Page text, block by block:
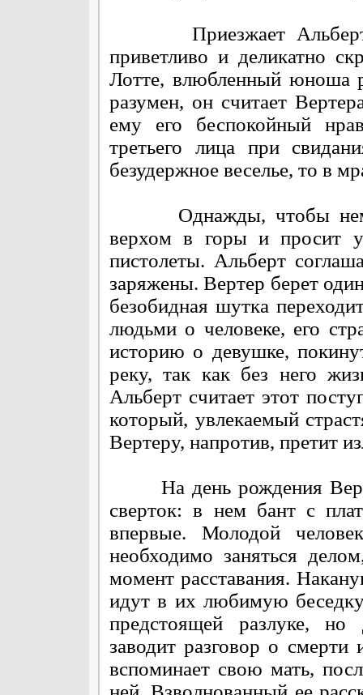
Приезжает Альберт,
приветливо и деликатно
Лотте, влюбленный юноша
разумен, он считает
ему его беспокойный
третьего лица при
безудержное веселье, то в
Однажды, чтобы
верхом в горы и просит
пистолеты. Альберт
заряжены. Вертер берет
безобидная шутка
людьми о человеке, его
историю о девушке,
реку, так как без него
Альберт считает этот
который, увлекаемый
Вертеру, напротив, претит
На день рождения
сверток: в нем бант с
впервые. Молодой
необходимо заняться
момент расставания.
идут в их любимую
предстоящей разлуке, но
заводит разговор о
вспоминает свою мать,